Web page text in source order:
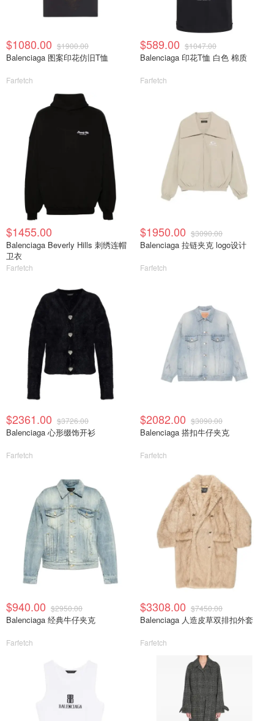
$1080.00 $1900.00
Balenciaga 图案印花仿旧T恤
Farfetch
$589.00 $1047.00
Balenciaga 印花T恤 白色 棉质
Farfetch
$1455.00
Balenciaga Beverly Hills 刺绣连帽
卫衣
Farfetch
$1950.00 $3090.00
Balenciaga 拉链夹克 logo设计
Farfetch
$2361.00 $3726.00
Balenciaga 心形缀饰开衫
Farfetch
$2082.00 $3090.00
Balenciaga 搭扣牛仔夹克
Farfetch
$940.00 $2950.00
Balenciaga 经典牛仔夹克
Farfetch
$3308.00 $7450.00
Balenciaga 人造皮草双排扣外套
Farfetch